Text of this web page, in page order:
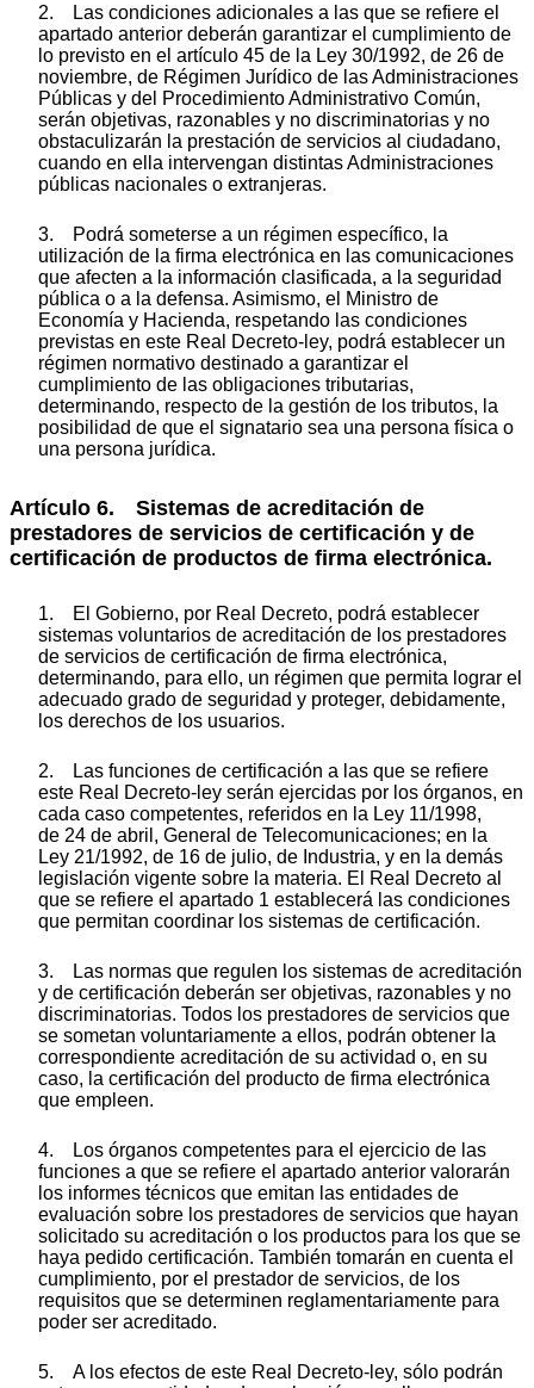
2. Las condiciones adicionales a las que se refiere el
apartado anterior deberán garantizar el cumplimiento de
lo previsto en el artículo 45 de la Ley 30/1992, de 26 de
noviembre, de Régimen Jurídico de las Administraciones
Públicas y del Procedimiento Administrativo Común,
serán objetivas, razonables y no discriminatorias y no
obstaculizarán la prestación de servicios al ciudadano,
cuando en ella intervengan distintas Administraciones
públicas nacionales o extranjeras.
3. Podrá someterse a un régimen específico, la
utilización de la firma electrónica en las comunicaciones
que afecten a la información clasificada, a la seguridad
pública o a la defensa. Asimismo, el Ministro de
Economía y Hacienda, respetando las condiciones
previstas en este Real Decreto-ley, podrá establecer un
régimen normativo destinado a garantizar el
cumplimiento de las obligaciones tributarias,
determinando, respecto de la gestión de los tributos, la
posibilidad de que el signatario sea una persona física o
una persona jurídica.
Artículo 6. Sistemas de acreditación de
prestadores de servicios de certificación y de
certificación de productos de firma electrónica.
1. El Gobierno, por Real Decreto, podrá establecer
sistemas voluntarios de acreditación de los prestadores
de servicios de certificación de firma electrónica,
determinando, para ello, un régimen que permita lograr el
adecuado grado de seguridad y proteger, debidamente,
los derechos de los usuarios.
2. Las funciones de certificación a las que se refiere
este Real Decreto-ley serán ejercidas por los órganos, en
cada caso competentes, referidos en la Ley 11/1998,
de 24 de abril, General de Telecomunicaciones; en la
Ley 21/1992, de 16 de julio, de Industria, y en la demás
legislación vigente sobre la materia. El Real Decreto al
que se refiere el apartado 1 establecerá las condiciones
que permitan coordinar los sistemas de certificación.
3. Las normas que regulen los sistemas de acreditación
y de certificación deberán ser objetivas, razonables y no
discriminatorias. Todos los prestadores de servicios que
se sometan voluntariamente a ellos, podrán obtener la
correspondiente acreditación de su actividad o, en su
caso, la certificación del producto de firma electrónica
que empleen.
4. Los órganos competentes para el ejercicio de las
funciones a que se refiere el apartado anterior valorarán
los informes técnicos que emitan las entidades de
evaluación sobre los prestadores de servicios que hayan
solicitado su acreditación o los productos para los que se
haya pedido certificación. También tomarán en cuenta el
cumplimiento, por el prestador de servicios, de los
requisitos que se determinen reglamentariamente para
poder ser acreditado.
5. A los efectos de este Real Decreto-ley, sólo podrán